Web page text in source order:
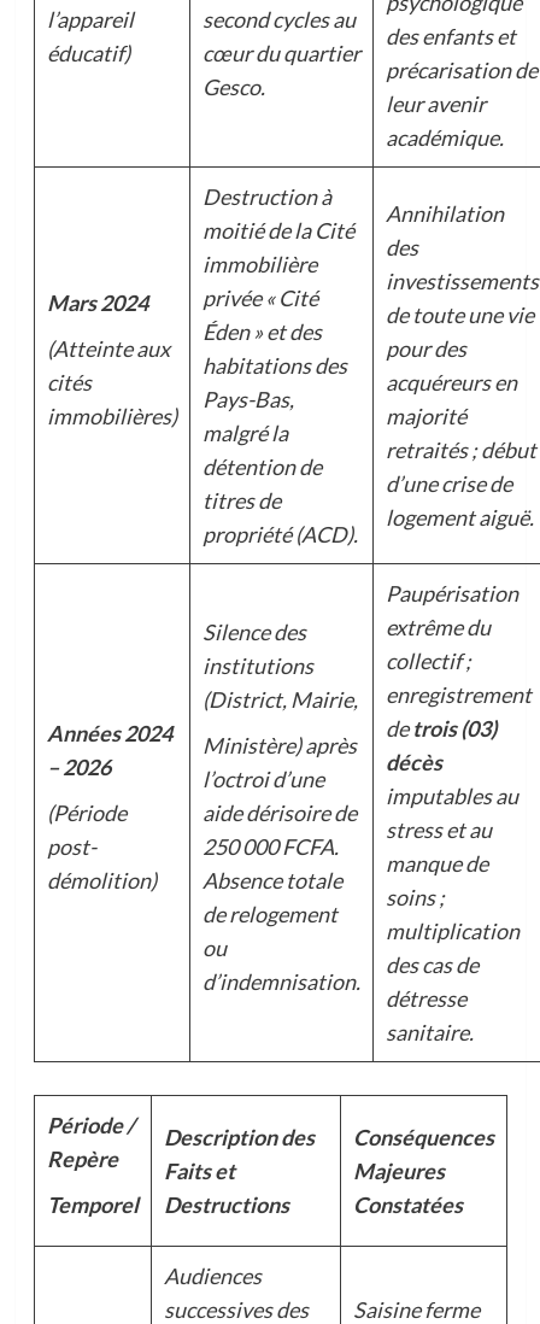
l’appareil
éducatif)
second cycles au
cœur du quartier
Gesco.
des enfants et
précarisation de
leur avenir
académique.
Mars 2024
(Atteinte aux
cités
immobilières)
Destruction à
moitié de la Cité
immobilière
privée « Cité
Éden » et des
habitations des
Pays-Bas,
malgré la
détention de
titres de
propriété (ACD).
Annihilation
des
investissements
de toute une vie
pour des
acquéreurs en
majorité
retraités ; début
d’une crise de
logement aiguë.
Années 2024
– 2026
(Période
post-
démolition)
Silence des
institutions
(District, Mairie,
Ministère) après
l’octroi d’une
aide dérisoire de
250 000 FCFA.
Absence totale
de relogement
ou
d’indemnisation.
Paupérisation
extrême du
collectif ;
enregistrement
detrois (03)
décès
imputables au
stress et au
manque de
soins ;
multiplication
des cas de
détresse
sanitaire.
Période /
Repère
Temporel
Description des
Faits et
Destructions
Conséquences
Majeures
Constatées
Audiences
successives des
Saisine ferme